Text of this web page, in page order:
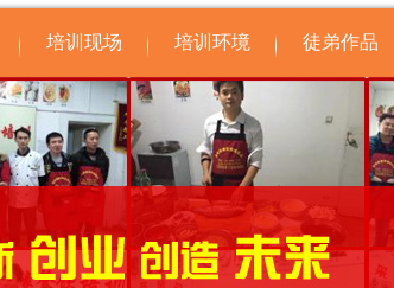
培训现场 培训环境 徒弟作品